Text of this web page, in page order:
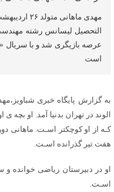
التحصیل لیسانس رشته
عرصه بازیگری شد و با سریال
است
الوند در تهران بدنیا آمد. او بچه
کـه از او کوچکتر اسـت. ماهانی
هفت تیر گذرانده اسـت.
او در دبیرستان ریاضی خوانده
اسـت.